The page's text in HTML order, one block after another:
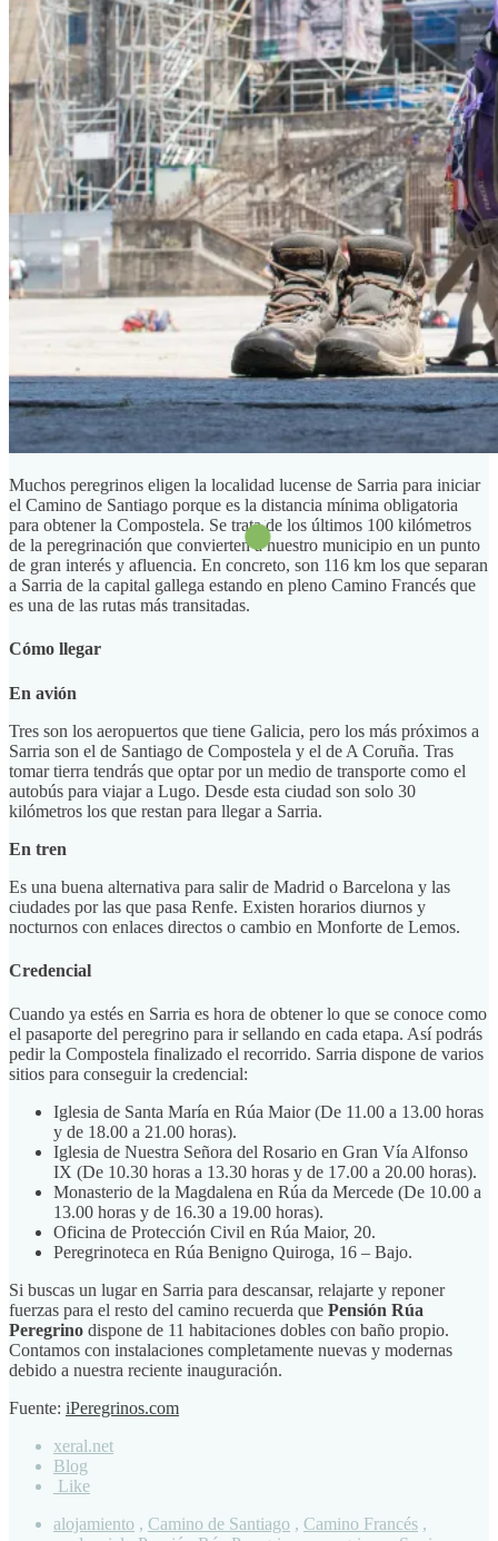
Muchos peregrinos eligen la localidad lucense de Sarria para iniciar
el Camino de Santiago porque es la distancia mínima obligatoria
para obtener la Compostela. Se trata de los últimos 100 kilómetros
de la peregrinación que convierten a nuestro municipio en un punto
de gran interés y afluencia. En concreto, son 116 km los que separan
a Sarria de la capital gallega estando en pleno Camino Francés que
es una de las rutas más transitadas.
Cómo llegar
En avión
Tres son los aeropuertos que tiene Galicia, pero los más próximos a
Sarria son el de Santiago de Compostela y el de A Coruña. Tras
tomar tierra tendrás que optar por un medio de transporte como el
autobús para viajar a Lugo. Desde esta ciudad son solo 30
kilómetros los que restan para llegar a Sarria.
En tren
Es una buena alternativa para salir de Madrid o Barcelona y las
ciudades por las que pasa Renfe. Existen horarios diurnos y
nocturnos con enlaces directos o cambio en Monforte de Lemos.
Credencial
Cuando ya estés en Sarria es hora de obtener lo que se conoce como
el pasaporte del peregrino para ir sellando en cada etapa. Así podrás
pedir la Compostela finalizado el recorrido. Sarria dispone de varios
sitios para conseguir la credencial:
Iglesia de Santa María en Rúa Maior (De 11.00 a 13.00 horas
y de 18.00 a 21.00 horas).
Iglesia de Nuestra Señora del Rosario en Gran Vía Alfonso
IX (De 10.30 horas a 13.30 horas y de 17.00 a 20.00 horas).
Monasterio de la Magdalena en Rúa da Mercede (De 10.00 a
13.00 horas y de 16.30 a 19.00 horas).
Oficina de Protección Civil en Rúa Maior, 20.
Peregrinoteca en Rúa Benigno Quiroga, 16 – Bajo.
Si buscas un lugar en Sarria para descansar, relajarte y reponer
fuerzas para el resto del camino recuerda que Pensión Rúa
Peregrino dispone de 11 habitaciones dobles con baño propio.
Contamos con instalaciones completamente nuevas y modernas
debido a nuestra reciente inauguración.
Fuente: iPeregrinos.com
xeral.net
Blog
Like
alojamiento , Camino de Santiago , Camino Francés ,